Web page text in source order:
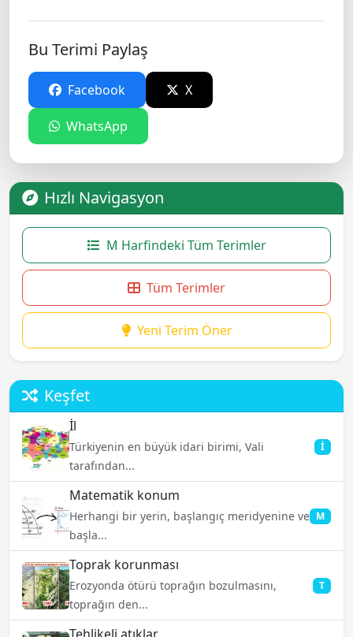
Bu Terimi Paylaş
Facebook X
WhatsApp
Hızlı Navigasyon
M Harfindeki Tüm Terimler
Tüm Terimler
Yeni Terim Öner
Keşfet
İl
Türkiyenin en büyük idari birimi, Vali
tarafından...
İ
Matematik konum
Herhangi bir yerin, başlangıç meridyenine ve
başla...
M
Toprak korunması
Erozyonda ötürü toprağın bozulmasını,
toprağın den...
T